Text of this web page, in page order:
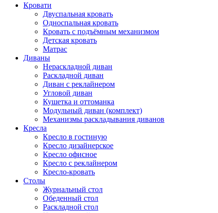
Кровати
Двуспальная кровать
Односпальная кровать
Кровать с подъёмным механизмом
Детская кровать
Матрас
Диваны
Нераскладной диван
Раскладной диван
Диван с реклайнером
Угловой диван
Кушетка и оттоманка
Модульный диван (комплект)
Механизмы раскладывания диванов
Кресла
Кресло в гостиную
Кресло дизайнерское
Кресло офисное
Кресло с реклайнером
Кресло-кровать
Столы
Журнальный стол
Обеденный стол
Раскладной стол